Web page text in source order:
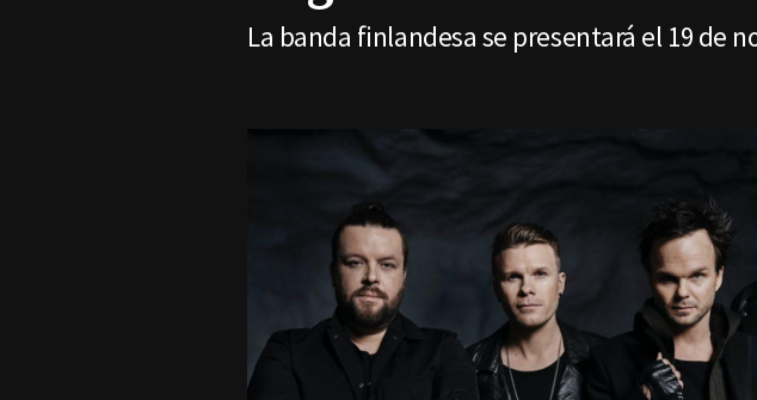
La banda finlandesa se presentará el 19 de